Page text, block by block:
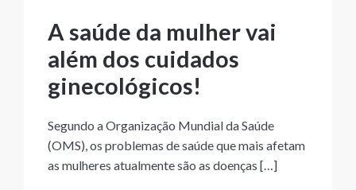
A saúde da mulher vai
além dos cuidados
ginecológicos!
Segundo a Organização Mundial da Saúde
(OMS), os problemas de saúde que mais afetam
as mulheres atualmente são as doenças […]